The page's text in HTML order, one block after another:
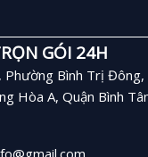
GÓI 24H
Bình Trị Đông,
Hòa A, Quận Bình